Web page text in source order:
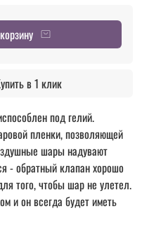
в 1 клик
под гелий.
пленки, позволяющей
шары надувают
- обратный клапан хорошо
того, чтобы шар не улетел.
и он всегда будет иметь